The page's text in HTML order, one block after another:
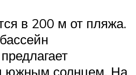
в 200 м от пляжа.
южным солнцем. На